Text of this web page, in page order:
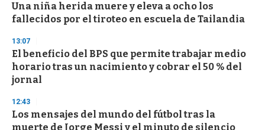
Una niña herida muere y eleva a ocho los
fallecidos por el tiroteo en escuela de Tailandia
13:07
El beneficio del BPS que permite trabajar medio
horario tras un nacimiento y cobrar el 50 % del
jornal
12:43
Los mensajes del mundo del fútbol tras la
muerte de Jorge Messi y el minuto de silencio